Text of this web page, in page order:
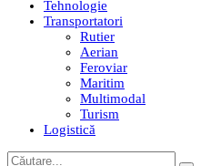
Tehnologie
Transportatori
Rutier
Aerian
Feroviar
Maritim
Multimodal
Turism
Logistică